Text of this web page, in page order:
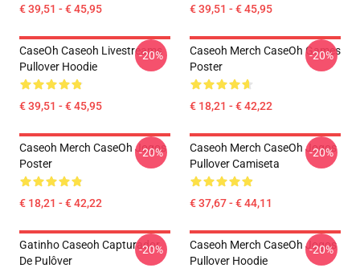
€ 39,51 - € 45,95 € 39,51 - € 45,95
CaseOh Caseoh Livestreams
Pullover Hoodie
€ 39,51 - € 45,95
-20%
Caseoh Merch CaseOh Games
Poster
€ 18,21 - € 42,22
-20%
Caseoh Merch CaseOh Jogos
Poster
€ 18,21 - € 42,22
-20%
Caseoh Merch CaseOh Jogos
Pullover Camiseta
€ 37,67 - € 44,11
-20%
Gatinho Caseoh Capturador
De Pulôver
-20%
Caseoh Merch CaseOh Jogos
Pullover Hoodie
-20%